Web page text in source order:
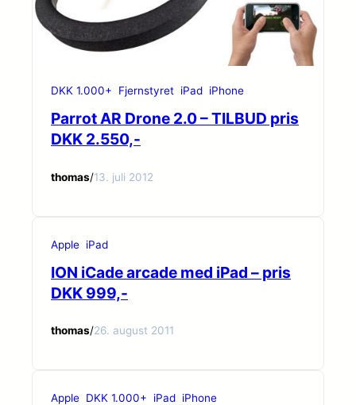
DKK 1.000+ Fjernstyret iPad iPhone
Parrot AR Drone 2.0 – TILBUD pris
DKK 2.550,-
thomas/13. juli 2012
Apple iPad
ION iCade arcade med iPad – pris
DKK 999,-
thomas/26. august 2011
Apple DKK 1.000+ iPad iPhone